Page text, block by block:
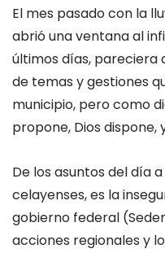
El mes pasado con la
abrió una ventana al
últimos días, pareciera
de temas y gestiones
municipio, pero como
propone, Dios dispone,
De los asuntos del día
celayenses, es la
gobierno federal
acciones regionales y